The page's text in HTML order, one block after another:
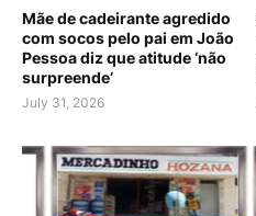
Mãe de cadeirante agredido
com socos pelo pai em João
Pessoa diz que atitude ‘não
surpreende’
July 31, 2026